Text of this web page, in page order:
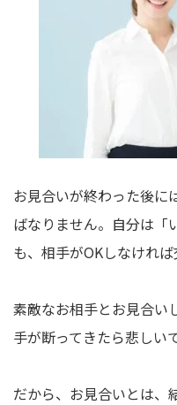
お見合いが終わった後に
ばなりません。自分は「
も、相手がOKしなければ
素敵なお相手とお見合い
手が断ってきたら悲しい
だから、お見合いとは、